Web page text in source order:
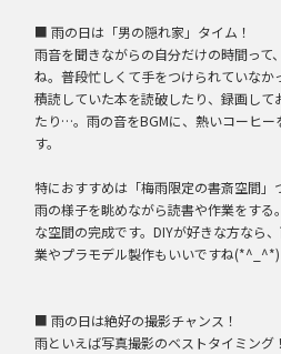
■ 雨の日は「男の隠れ家」タイム！
雨音を聞きながらの自分だけの時間って
ね。普段忙しくて手をつけられていなか
積読していた本を読破したり、録画し
たり…。雨の音をBGMに、熱いコーヒー
す。
特におすすめは「梅雨限定の書斎空間」
雨の様子を眺めながら読書や作業をす
な空間の完成です。DIYが好きな方なら
業やプラモデル製作もいいですね(*^_^*)
■ 雨の日は絶好の撮影チャンス！
雨といえば写真撮影のベストタイミン